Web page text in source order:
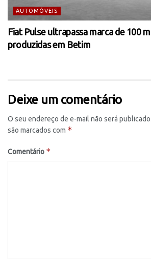
AUTOMÓVEIS
Fiat Pulse ultrapassa marca de 100
produzidas em Betim
Deixe um comentário
O seu endereço de e-mail não será publicado.
são marcados com *
Comentário *